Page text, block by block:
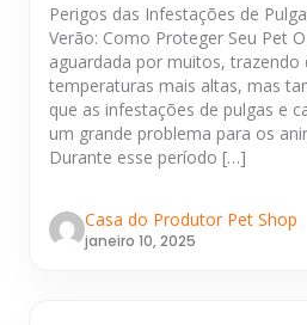
Perigos das Infestações de
Verão: Como Proteger Seu Pet
aguardada por muitos, trazendo
temperaturas mais altas, mas
que as infestações de pulgas e
um grande problema para os
Durante esse período […]
Casa do Produtor Pet Shop
janeiro 10, 2025